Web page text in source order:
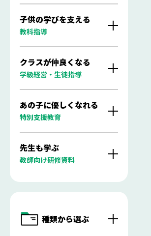
子供の学びを支える
教科指導
クラスが仲良くなる
学級経営・生徒指導
あの子に優しくなれる
特別支援教育
先生も学ぶ
教師向け研修資料
種類から選ぶ